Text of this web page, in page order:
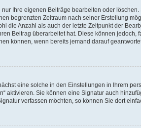
Ihre eigenen Beiträge bearbeiten oder
begrenzten Zeitraum nach seiner Erstellung
die Anzahl als auch der letzte Zeitpunkt der
Beitrag überarbeitet hat. Diese können
können, wenn bereits jemand darauf
eine solche in den Einstellungen in Ihrem
aktivieren. Sie können eine Signatur auch
verfassen möchten, so können Sie dort